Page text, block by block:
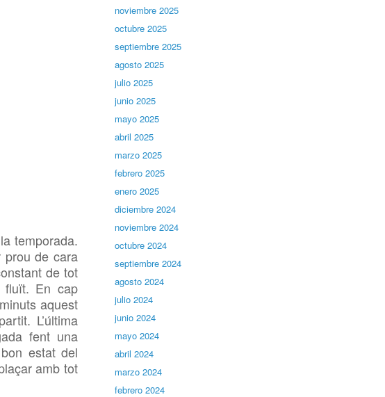
temporada.
prou de cara
de tot
fluït. En cap
aquest
L’última
fent una
estat del
amb tot
noviembre 2025
octubre 2025
septiembre 2025
agosto 2025
julio 2025
junio 2025
mayo 2025
abril 2025
marzo 2025
febrero 2025
enero 2025
diciembre 2024
noviembre 2024
octubre 2024
septiembre 2024
agosto 2024
julio 2024
junio 2024
mayo 2024
abril 2024
marzo 2024
febrero 2024